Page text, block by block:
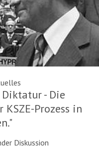
- Die
Prozess in
Diskussion